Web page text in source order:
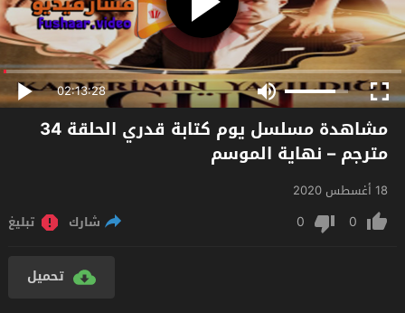
02:13:28
مشاهدة مسلسل يوم كتابة قدري الحلقة 34
مترجم – نهاية الموسم
18 أغسطس 2020
0
0 شارك تبليغ
تحميل